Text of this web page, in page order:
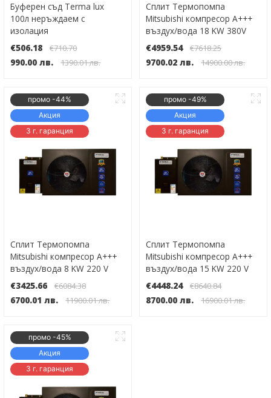
Буферен съд Terma lux
100л неръждаем с
изолация
€506.18
€710.70
990.00 лв. 1390.01 лв.
Сплит Термопомпа
Mitsubishi компресор А+++
въздух/вода 18 KW 380V
Инверторна WI-FI до -30°
€4959.54 €7618.25
9700.02 лв. 14900.00 лв.
промо -44%
Акция
3 г. гаранция
Сплит Термопомпа
Mitsubishi компресор А+++
въздух/вода 8 KW 220 V
Инверторна WI-FI до -30°
€3425.66 €6084.38
6700.01 лв. 11900.01 лв.
промо -49%
Акция
3 г. гаранция
Сплит Термопомпа
Mitsubishi компресор А+++
въздух/вода 15 KW 220 V
Инверторна WI-FI до -30°
€4448.24 €8640.84
8700.00 лв. 16900.01 лв.
промо -45%
Акция
3 г. гаранция